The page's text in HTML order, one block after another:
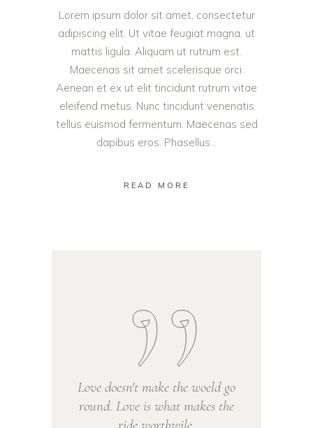
Lorem ipsum dolor sit amet, consectetur
adipiscing elit. Ut vitae feugiat magna, ut
mattis ligula. Aliquam ut rutrum est.
Maecenas sit amet scelerisque orci.
Aenean et ex ut elit tincidunt rutrum vitae
eleifend metus. Nunc tincidunt venenatis
tellus euismod fermentum. Maecenas sed
dapibus eros. Phasellus...
READ MORE
Love doesn't make the woeld go
round. Love is what makes the